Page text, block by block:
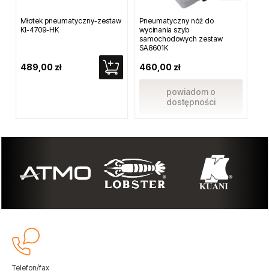
Młotek pneumatyczny-zestaw
KI-4709-HK
489,00 zł
Pneumatyczny nóż do
wycinania szyb
samochodowych zestaw
SA8601K
460,00 zł
powiadom o
dostępności
Telefon/fax